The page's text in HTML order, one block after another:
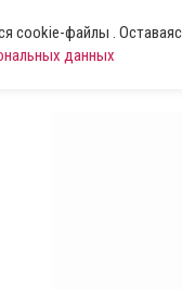
cookie-файлы .
данных